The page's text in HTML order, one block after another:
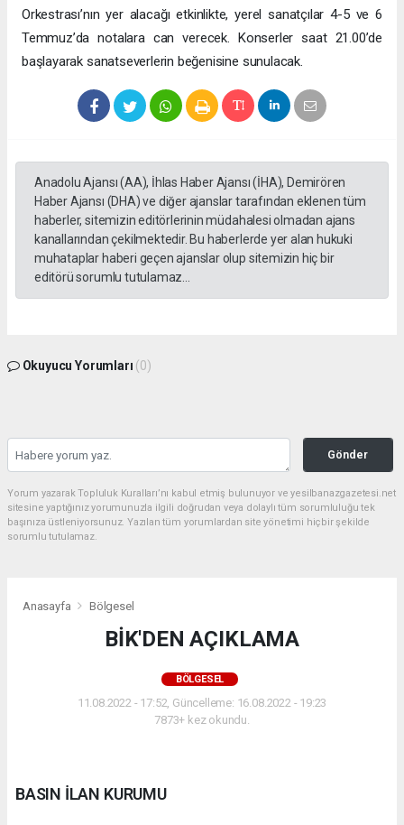
Orkestrası’nın yer alacağı etkinlikte, yerel sanatçılar 4-5 ve 6
Temmuz’da notalara can verecek. Konserler saat 21.00’de
başlayarak sanatseverlerin beğenisine sunulacak.
Anadolu Ajansı (AA), İhlas Haber Ajansı (İHA), Demirören
Haber Ajansı (DHA) ve diğer ajanslar tarafından eklenen tüm
haberler, sitemizin editörlerinin müdahalesi olmadan ajans
kanallarından çekilmektedir. Bu haberlerde yer alan hukuki
muhataplar haberi geçen ajanslar olup sitemizin hiç bir
editörü sorumlu tutulamaz...
Okuyucu Yorumları (0)
Gönder
Yorum yazarak Topluluk Kuralları’nı kabul etmiş bulunuyor ve yesilbanazgazetesi.net
sitesine yaptığınız yorumunuzla ilgili doğrudan veya dolaylı tüm sorumluluğu tek
başınıza üstleniyorsunuz. Yazılan tüm yorumlardan site yönetimi hiçbir şekilde
sorumlu tutulamaz.
Anasayfa Bölgesel
BİK'DEN AÇIKLAMA
BÖLGESEL
11.08.2022 - 17:52, Güncelleme: 16.08.2022 - 19:23
7873+ kez okundu.
BASIN İLAN KURUMU